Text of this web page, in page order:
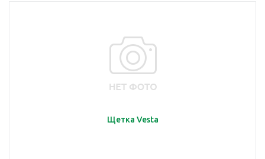
Щетка Vesta